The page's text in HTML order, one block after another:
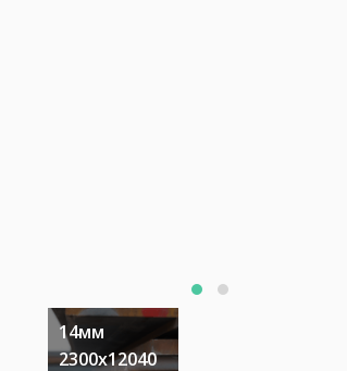
14мм
2300х12040